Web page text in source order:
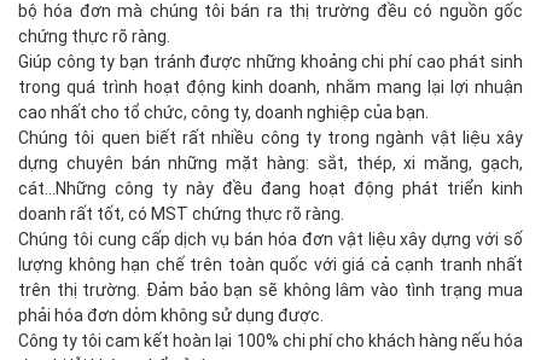
bộ hóa đơn mà chúng tôi bán ra thị trường đều có nguồn gốc
chứng thực rõ ràng.
Giúp công ty bạn tránh được những khoảng chi phí cao phát sinh
trong quá trình hoạt động kinh doanh, nhằm mang lại lợi nhuận
cao nhất cho tổ chức, công ty, doanh nghiệp của bạn.
Chúng tôi quen biết rất nhiều công ty trong ngành vật liệu xây
dựng chuyên bán những mặt hàng: sắt, thép, xi măng, gạch,
cát...Những công ty này đều đang hoạt động phát triển kinh
doanh rất tốt, có MST chứng thực rõ ràng.
Chúng tôi cung cấp dịch vụ bán hóa đơn vật liệu xây dựng với số
lượng không hạn chế trên toàn quốc với giá cả cạnh tranh nhất
trên thị trường. Đảm bảo bạn sẽ không lâm vào tình trạng mua
phải hóa đơn dỏm không sử dụng được.
Công ty tôi cam kết hoàn lại 100% chi phí cho khách hàng nếu hóa